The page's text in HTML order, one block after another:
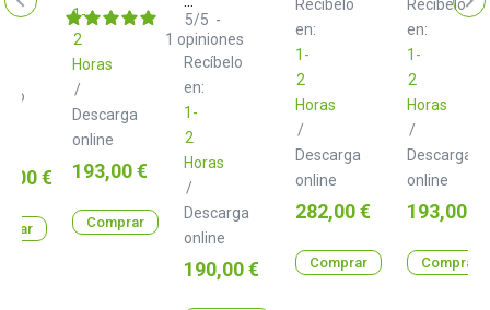
€
1-
2
Horas
/
Descarga
online
Precio
193,00 €
Comprar
Limited
Zener
Bender
for
Console
1
Recíbelo
en:
1-
2
Horas
/
Descarga
online
5/5 -
1 opiniones
Precio
190,00 €
Series
for
Console
1
Recíbelo
en:
1-
2
Horas
/
Descarga
online
Precio
282,00 €
Comprar
Trak
Pak
for
Console
1
Recíbelo
en:
1-
2
Horas
/
Descarga
online
Precio
193,00 €
Comprar